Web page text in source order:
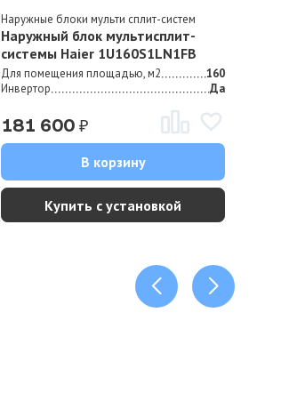
Наружные блоки мульти сплит-систем
Наружный блок мультисплит-
системы Haier 1U160S1LN1FB
Для помещения площадью, м2
160
Инвертор
Да
181 600₽
В корзину
Купить с установкой